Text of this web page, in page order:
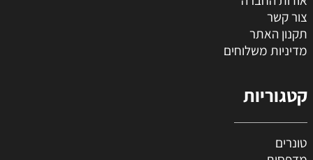
צור קשר
תקנון האתר
מדיניות משלוחים
קטגוריות
טונרים